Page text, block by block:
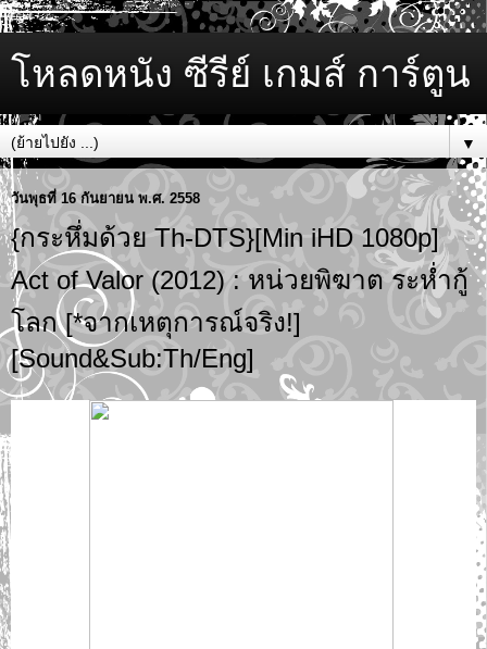
โหลดหนัง ซีรีย์ เกมส์ การ์ตูน
▼
วันพุธที่ 16 กันยายน พ.ศ. 2558
{กระหึ่มด้วย Th-DTS}[Min iHD 1080p]
Act of Valor (2012) : หน่วยพิฆาต ระห่ำกู้
โลก [*จากเหตุการณ์จริง!]
[Sound&Sub:Th/Eng]